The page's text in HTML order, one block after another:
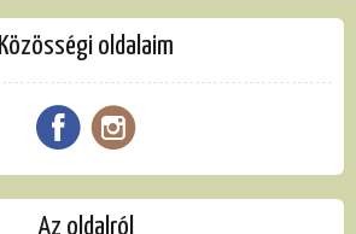
Közösségi oldalaim
Az oldalról